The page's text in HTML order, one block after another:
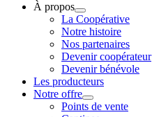
À propos
La Coopérative
Notre histoire
Nos partenaires
Devenir coopérateur
Devenir bénévole
Les producteurs
Notre offre
Points de vente